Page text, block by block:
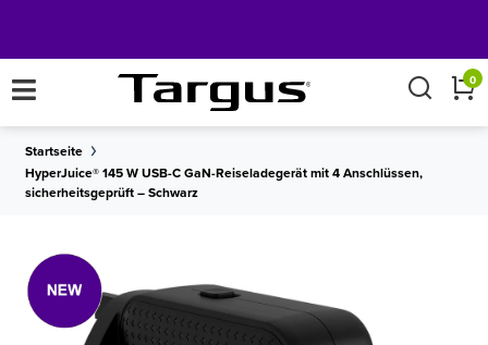
Holen Sie sich KOSTENLOSER VERSAND auf alle Bestellungen über €50
× 0
Startseite
HyperJuice® 145 W USB-C GaN-Reiseladegerät mit 4 Anschlüssen,
sicherheitsgeprüft – Schwarz